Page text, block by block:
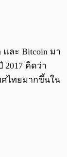
และ Bitcoin มา
2017 คิดว่า
ศไทยมากขึ้นใน